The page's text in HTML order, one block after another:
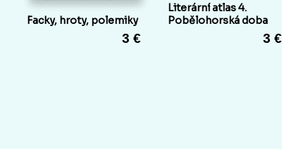
Facky, hroty, polemiky
3 €
Literární atlas 4.
Pobělohorská doba
3 €